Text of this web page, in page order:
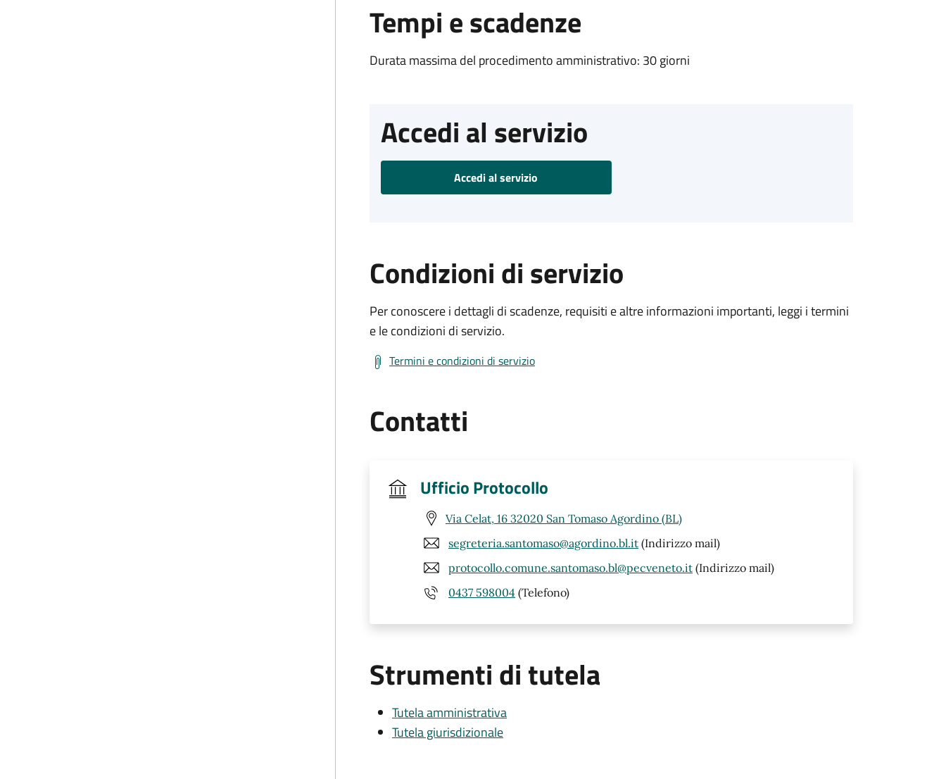
Tempi e scadenze
Durata massima del procedimento amministrativo: 30 giorni
Accedi al servizio
Accedi al servizio
Condizioni di servizio
Per conoscere i dettagli di scadenze, requisiti e altre informazioni importanti, leggi i termini
e le condizioni di servizio.
Termini e condizioni di servizio
Contatti
Ufficio Protocollo
Via Celat, 16 32020 San Tomaso Agordino (BL)
segreteria.santomaso@agordino.bl.it (Indirizzo mail)
protocollo.comune.santomaso.bl@pecveneto.it (Indirizzo mail)
0437 598004 (Telefono)
Strumenti di tutela
Tutela amministrativa
Tutela giurisdizionale